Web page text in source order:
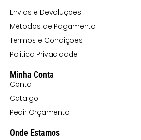
Envios e Devoluções
Métodos de Pagamento
Termos e Condições
Politica Privacidade
Minha Conta
Conta
Catalgo
Pedir Orçamento
Onde Estamos